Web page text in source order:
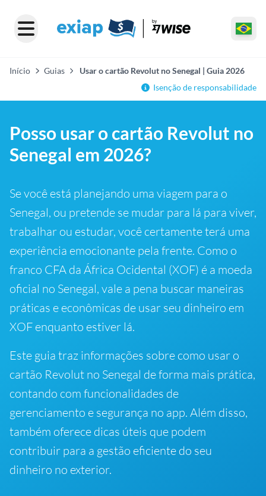
Início Guias
Usar o cartão Revolut no Senegal | Guia 2026
Isenção de responsabilidade
Posso usar o cartão Revolut no
Senegal em 2026?
Se você está planejando uma viagem para o
Senegal, ou pretende se mudar para lá para viver,
trabalhar ou estudar, você certamente terá uma
experiência emocionante pela frente. Como o
franco CFA da África Ocidental (XOF) é a moeda
oficial no Senegal, vale a pena buscar maneiras
práticas e econômicas de usar seu dinheiro em
XOF enquanto estiver lá.
Este guia traz informações sobre como usar o
cartão Revolut no Senegal de forma mais prática,
contando com funcionalidades de
gerenciamento e segurança no app. Além disso,
também oferece dicas úteis que podem
contribuir para a gestão eficiente do seu
dinheiro no exterior.